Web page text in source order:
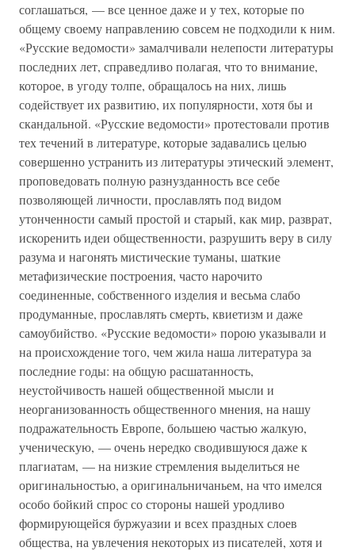
соглашаться, — все ценное даже и у тех, которые по
общему своему направлению совсем не подходили к ним.
«Русские ведомости» замалчивали нелепости литературы
последних лет, справедливо полагая, что то внимание,
которое, в угоду толпе, обращалось на них, лишь
содействует их развитию, их популярности, хотя бы и
скандальной. «Русские ведомости» протестовали против
тех течений в литературе, которые задавались целью
совершенно устранить из литературы этический элемент,
проповедовать полную разнузданность все себе
позволяющей личности, прославлять под видом
утонченности самый простой и старый, как мир, разврат,
искоренить идеи общественности, разрушить веру в силу
разума и нагонять мистические туманы, шаткие
метафизические построения, часто нарочито
соединенные, собственного изделия и весьма слабо
продуманные, прославлять смерть, квиетизм и даже
самоубийство. «Русские ведомости» порою указывали и
на происхождение того, чем жила наша литература за
последние годы: на общую расшатанность,
неустойчивость нашей общественной мысли и
неорганизованность общественного мнения, на нашу
подражательность Европе, большею частью жалкую,
ученическую, — очень нередко сводившуюся даже к
плагиатам, — на низкие стремления выделиться не
оригинальностью, а оригинальничаньем, на что имелся
особо бойкий спрос со стороны нашей уродливо
формирующейся буржуазии и всех праздных слоев
общества, на увлечения некоторых из писателей, хотя и